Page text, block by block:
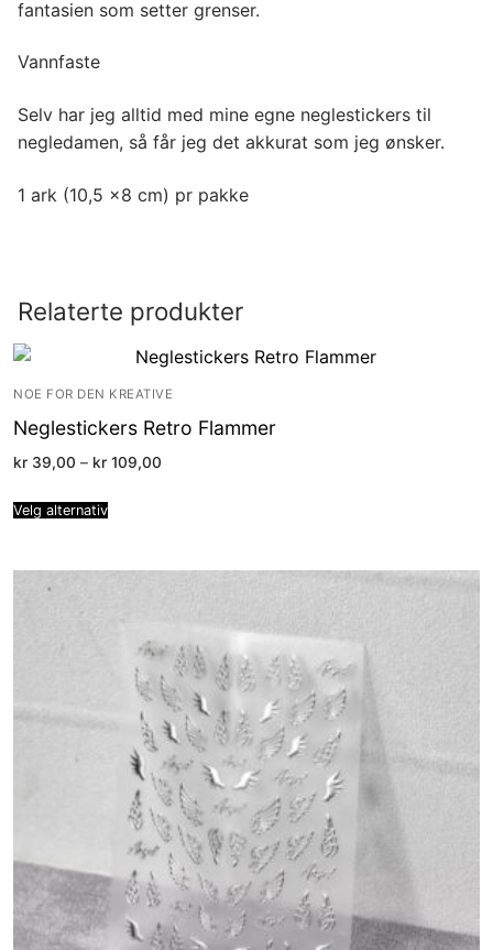
fantasien som setter grenser.
Vannfaste
Selv har jeg alltid med mine egne neglestickers til
negledamen, så får jeg det akkurat som jeg ønsker.
1 ark (10,5 x8 cm) pr pakke
Relaterte produkter
NOE FOR DEN KREATIVE
Neglestickers Retro Flammer
kr 39,00 – kr 109,00
Velg alternativ